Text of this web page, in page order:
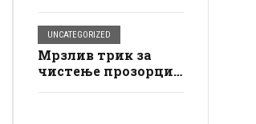
исчезнува како
магично стапче,
пробајте го што е
можно поскоро
UNCATEGORIZED
Мрзлив трик за
чистење прозорци: